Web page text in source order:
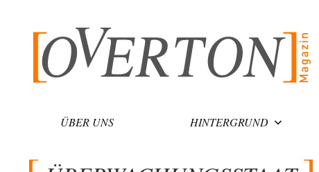
ÜBER UNS HINTERGRUND